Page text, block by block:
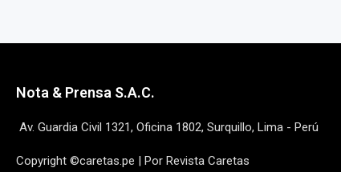
Nota & Prensa S.A.C.
Av. Guardia Civil 1321, Oficina 1802, Surquillo, Lima - Perú
Copyright ©caretas.pe | Por Revista Caretas